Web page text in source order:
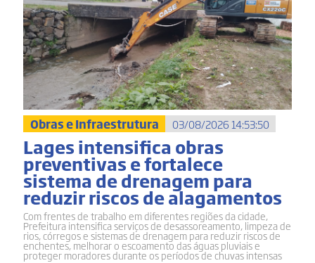
Obras e Infraestrutura 03/08/2026 14:53:50
Lages intensifica obras
preventivas e fortalece
sistema de drenagem para
reduzir riscos de alagamentos
Com frentes de trabalho em diferentes regiões da cidade,
Prefeitura intensifica serviços de desassoreamento, limpeza de
rios, córregos e sistemas de drenagem para reduzir riscos de
enchentes, melhorar o escoamento das águas pluviais e
proteger moradores durante os períodos de chuvas intensas